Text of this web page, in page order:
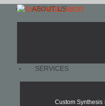
ABOUT US
SERVICES
Custom Synthesis